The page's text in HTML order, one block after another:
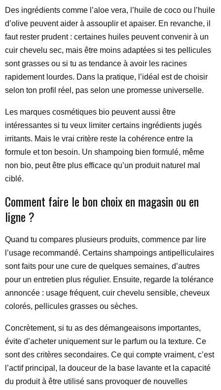
Des ingrédients comme l’aloe vera, l’huile de coco ou l’huile
d’olive peuvent aider à assouplir et apaiser. En revanche, il
faut rester prudent : certaines huiles peuvent convenir à un
cuir chevelu sec, mais être moins adaptées si tes pellicules
sont grasses ou si tu as tendance à avoir les racines
rapidement lourdes. Dans la pratique, l’idéal est de choisir
selon ton profil réel, pas selon une promesse universelle.
Les marques cosmétiques bio peuvent aussi être
intéressantes si tu veux limiter certains ingrédients jugés
irritants. Mais le vrai critère reste la cohérence entre la
formule et ton besoin. Un shampoing bien formulé, même
non bio, peut être plus efficace qu’un produit naturel mal
ciblé.
Comment faire le bon choix en magasin ou en
ligne ?
Quand tu compares plusieurs produits, commence par lire
l’usage recommandé. Certains shampoings antipelliculaires
sont faits pour une cure de quelques semaines, d’autres
pour un entretien plus régulier. Ensuite, regarde la tolérance
annoncée : usage fréquent, cuir chevelu sensible, cheveux
colorés, pellicules grasses ou sèches.
Concrètement, si tu as des démangeaisons importantes,
évite d’acheter uniquement sur le parfum ou la texture. Ce
sont des critères secondaires. Ce qui compte vraiment, c’est
l’actif principal, la douceur de la base lavante et la capacité
du produit à être utilisé sans provoquer de nouvelles